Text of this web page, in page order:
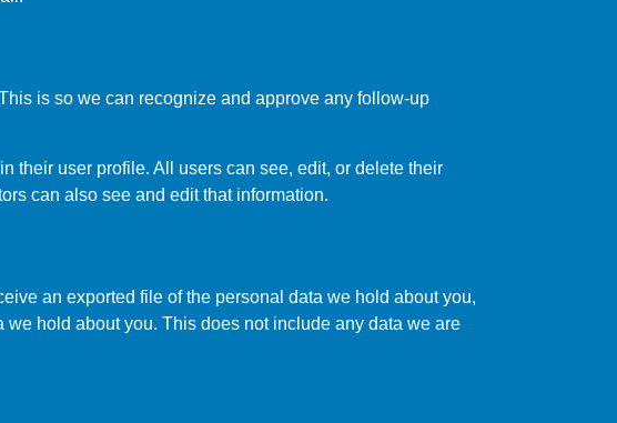
is so we can recognize and approve any follow-up
their user profile. All users can see, edit, or delete their
can also see and edit that information.
an exported file of the personal data we hold about you,
hold about you. This does not include any data we are